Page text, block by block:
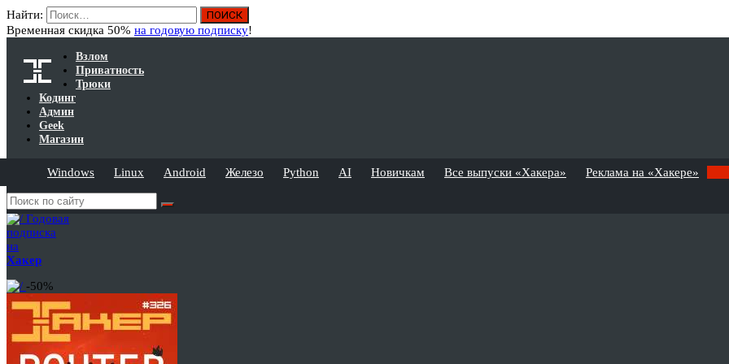
Найти:
Временная скидка 50% на годовую подписку!
Взлом
Приватность
Трюки
Кодинг
Админ
Geek
Магазин
Windows Linux Android Железо Python AI Новичкам Все выпуски «Хакера» Реклама на «Хакере»
Годовая
подписка
на
Хакер
-50%